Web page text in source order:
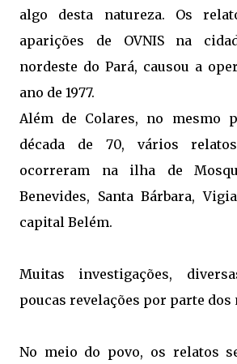
algo desta natureza. Os
aparições de OVNIS na
nordeste do Pará, causou a
ano de 1977.
Além de Colares, no mesmo
década de 70, vários
ocorreram na ilha de
Benevides, Santa Bárbara,
capital Belém.
Muitas investigações,
poucas revelações por parte
No meio do povo, os relatos